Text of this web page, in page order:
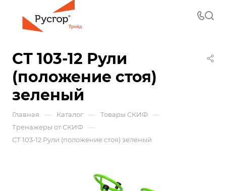
СТ 103-12 Рули
(положение стоя)
зеленый
Главная — Каталог — Товары СКИФ —
Тренажеры от СКИФ —
СТ 103-12 Рули (положение стоя) зеленый